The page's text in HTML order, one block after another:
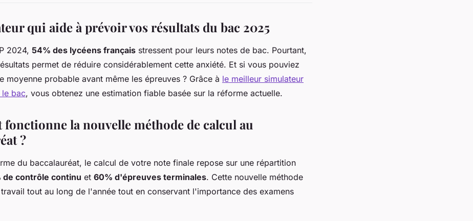
qui aide à prévoir vos résultats du bac 2025
2024, 54% des lycéens français stressent pour leurs notes de bac. Pourtant,
permet de réduire considérablement cette anxiété. Et si vous pouviez
moyenne probable avant même les épreuves ? Grâce à le meilleur simulateur
bac, vous obtenez une estimation fiable basée sur la réforme actuelle.
fonctionne la nouvelle méthode de calcul au
?
du baccalauréat, le calcul de votre note finale repose sur une répartition
de contrôle continu et 60% d'épreuves terminales. Cette nouvelle méthode
tout au long de l'année tout en conservant l'importance des examens